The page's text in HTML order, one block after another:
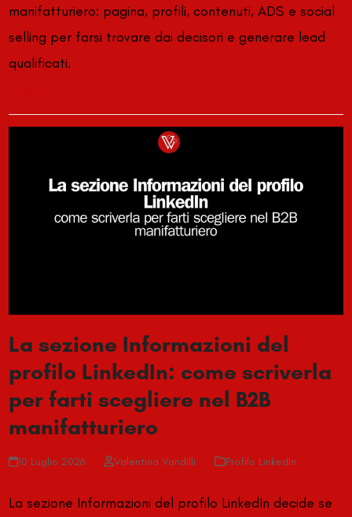
manifatturiero: pagina, profili, contenuti, ADS e social
selling per farsi trovare dai decisori e generare lead
qualificati.
La sezione Informazioni del
profilo LinkedIn: come scriverla
per farti scegliere nel B2B
manifatturiero
10 Luglio 2026 Valentina Vandilli Profilo LinkedIn
La sezione Informazioni del profilo LinkedIn decide se